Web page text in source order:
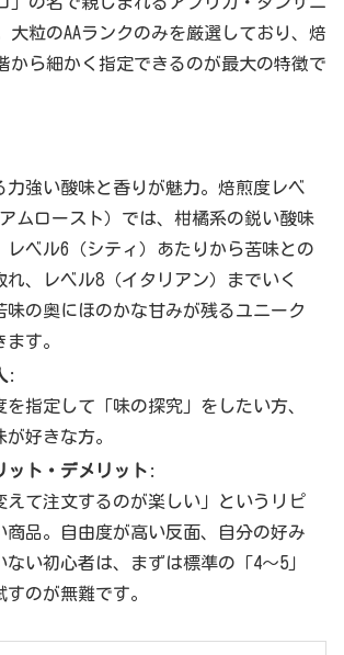
大粒のAAランクのみを厳選しており、焙
から細かく指定できるのが最大の特徴で
力強い酸味と香りが魅力。焙煎度レベ
ムロースト）では、柑橘系の鋭い酸味
レベル6（シティ）あたりから苦味との
れ、レベル8（イタリアン）までいく
味の奥にほのかな甘みが残るユニーク
す。
:
を指定して「味の探究」をしたい方、
好きな方。
ット・デメリット :
えて注文するのが楽しい」というリピ
商品。自由度が高い反面、自分の好み
ない初心者は、まずは標準の「4〜5」
のが無難です。